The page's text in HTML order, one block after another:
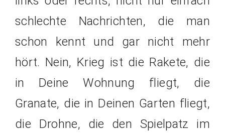
schlechte Nachrichten, die man
schon kennt und gar nicht mehr
hört. Nein, Krieg ist die Rakete, die
in Deine Wohnung fliegt, die
Granate, die in Deinen Garten fliegt,
die Drohne, die den Spielpatz im